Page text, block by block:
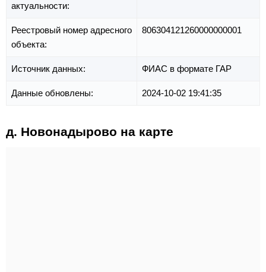
актуальности:
Реестровый номер адресного
объекта:
806304121260000000001
Источник данных: ФИАС в формате ГАР
Данные обновлены: 2024-10-02 19:41:35
д. Новонадырово на карте